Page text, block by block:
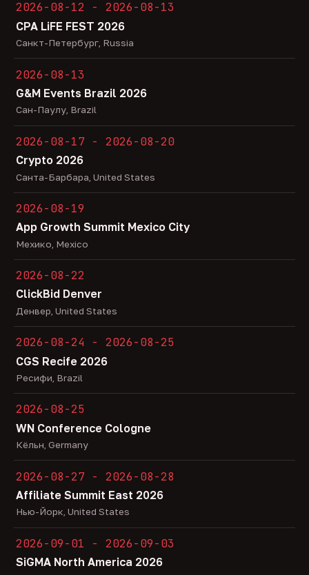
2026-08-12 - 2026-08-13
CPA LiFE FEST 2026
Санкт-Петербург, Russia
2026-08-13
G&M Events Brazil 2026
Сан-Паулу, Brazil
2026-08-17 - 2026-08-20
Crypto 2026
Санта-Барбара, United States
2026-08-19
App Growth Summit Mexico City
Мехико, Mexico
2026-08-22
ClickBid Denver
Денвер, United States
2026-08-24 - 2026-08-25
CGS Recife 2026
Ресифи, Brazil
2026-08-25
WN Conference Cologne
Кёльн, Germany
2026-08-27 - 2026-08-28
Affiliate Summit East 2026
Нью-Йорк, United States
2026-09-01 - 2026-09-03
SiGMA North America 2026